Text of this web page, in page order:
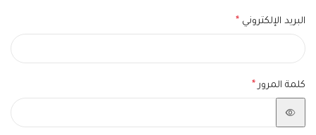
البريد الإلكتروني *
كلمة المرور *